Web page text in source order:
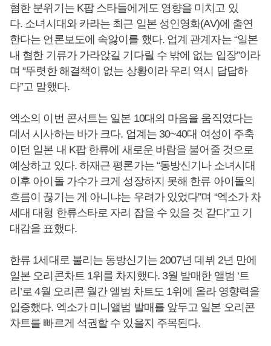
혐한 분위기는 K팝 스타들에게도 영향을 미치고 있
다. 소녀시대와 카라는 최근 일본 성인영화(AV)에 출연
한다는 언론보도에 속앓이를 했다. 업계 관계자는 “일본
내 혐한 기류가 가라앉길 기다릴 수 밖에 없는 입장”이라
며 “뚜렷한 해결책이 없는 상황이라 우리 역시 답답하
다”고 말했다.
엑소의 이번 콘서트는 일본 10대의 마음을 움직였다는
데서 시사하는 바가 크다. 업계는 30~40대 여성이 주축
이던 일본 내 K팝 한류에 새로운 바람을 불어줄 것으로
예상하고 있다. 하재근 평론가는 “동방신기나 소녀시대
이후 아이돌 가수가 크게 성장하지 못해 한류 아이돌의
흐름이 끊기는 게 아니냐는 우려가 있었다”며 “엑소가 차
세대 대형 한류스타로 자리 잡을 수 있을 것 같다”고 기
대감을 표했다.
한류 1세대로 불리는 동방신기는 2007년 데뷔 2년 만에
일본 오리콘차트 1위를 차지했다. 3월 발매한 앨범 ‘트
리’로 4월 오리콘 월간 앨범 차트도 1위에 올라 영향력을
입증했다. 엑소가 미니앨범 발매를 앞두고 일본 오리콘
차트를 빠르게 석권할 수 있을지 주목된다.